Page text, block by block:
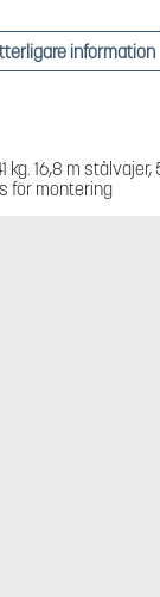
information
kg. 16,8 m
för montering